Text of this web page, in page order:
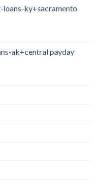
loans-ky+sacramento
ak+central payday